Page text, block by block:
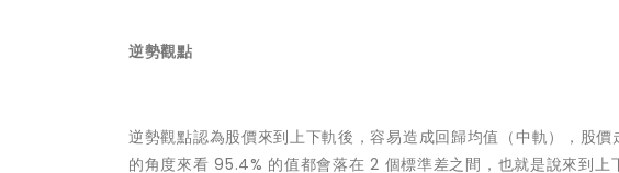
逆勢觀點
逆勢觀點認為股價來到上下軌後，容易造成回歸均值（中軌），股
的角度來看 95.4% 的值都會落在 2 個標準差之間，也就是說來到